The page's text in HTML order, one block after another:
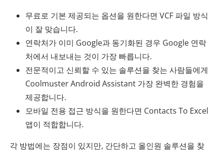
무료로 기본 제공되는 옵션을 원한다면 VCF 파일 방식
이 잘 맞습니다.
연락처가 이미 Google과 동기화된 경우 Google 연락
처에서 내보내는 것이 가장 빠릅니다.
전문적이고 신뢰할 수 있는 솔루션을 찾는 사람들에게
Coolmuster Android Assistant 가장 완벽한 경험을
제공합니다.
모바일 전용 접근 방식을 원한다면 Contacts To Excel
앱이 적합합니다.
각 방법에는 장점이 있지만, 간단하고 올인원 솔루션을 찾